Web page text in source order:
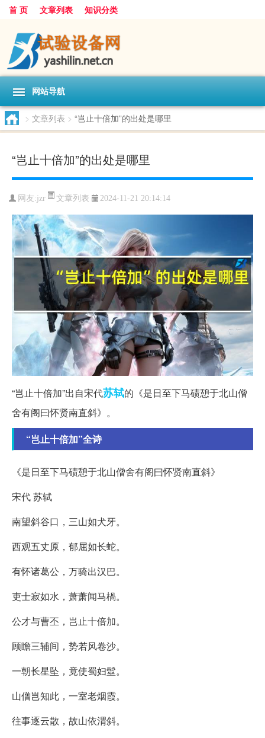
首 页 文章列表 知识分类
网站导航
> 文章列表 > “岂止十倍加”的出处是哪里
“岂止十倍加”的出处是哪里
网友:jzr 文章列表 2024-11-21 20:14:14
“岂止十倍加”出自宋代苏轼的《是日至下马碛憩于北山僧
舍有阁曰怀贤南直斜》。
“岂止十倍加”全诗
《是日至下马碛憩于北山僧舍有阁曰怀贤南直斜》
宋代 苏轼
南望斜谷口，三山如犬牙。
西观五丈原，郁屈如长蛇。
有怀诸葛公，万骑出汉巴。
吏士寂如水，萧萧闻马楇。
公才与曹丕，岂止十倍加。
顾瞻三辅间，势若风卷沙。
一朝长星坠，竟使蜀妇髽。
山僧岂知此，一室老烟霞。
往事逐云散，故山依渭斜。